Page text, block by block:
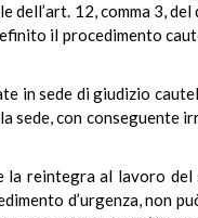
12, comma 3,
il procedimento
in sede di giudizio
sede, con conseguente
la reintegra al lavoro
d’urgenza, non